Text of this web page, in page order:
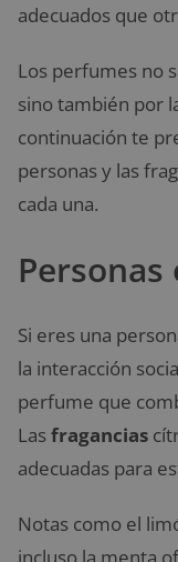
adecuados que
Los perfumes no
sino también por
continuación te
personas y las
cada una.
Si eres una
la interacción
perfume que
Lasfragancias
adecuadas para
Notas como el
incluso la menta